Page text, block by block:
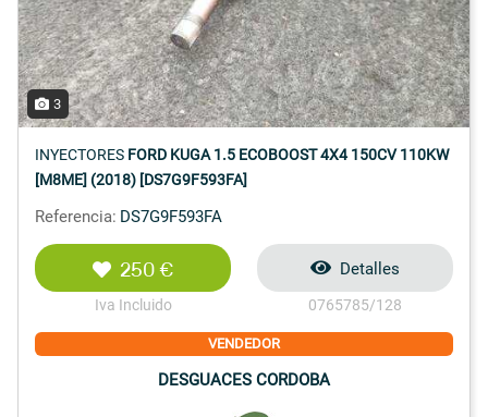
3
INYECTORES FORD KUGA 1.5 ECOBOOST 4X4 150CV 110KW
[M8ME] (2018) [DS7G9F593FA]
Referencia: DS7G9F593FA
250 €
Iva Incluido
Detalles
0765785/128
VENDEDOR
DESGUACES CORDOBA